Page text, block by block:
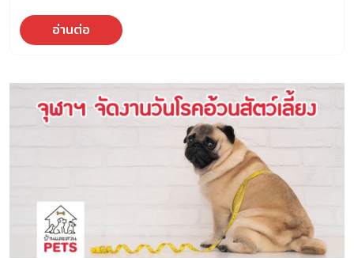
รอบคอบ […]
ภายใต้หน้าบึ้งนั้นคือ สุนัขที่รักเจ้าของสุดหัวใจ ขี้อ้อน และมี
อารมณ์ขันในแบบของตัวเอง 1. ประวัติความเป็นมาและข้อเท็จ
ต่อสู้กับวัว (Bull-baiting) ซึ่งเป็นกีฬาที่โหดร้าย แต่เมื่อกีฬานี้
ถูกยกเลิกในปี 1835 ผู้เพาะพันธุ์ได้พัฒนาบูลด็อกให้มีนิสัยอ่อน
โยน และกลายเป็นสุนัขเลี้ยงในบ้านที่เป็นมิตรและรักสงบ แม้ว่า
ภาพลักษณ์ของพวกขาจะดูแข็งแกร่งและดุดัน แต่ในความเป็น
จริง อิงลิชบูลด็อกเป็นสุนัขที่รักสงบ ไม่ก้าวร้าว และเข้ากับ
ครอบครัวได้ดี พวกเขาชอบอยู่ใกล้ชิดเจ้าของ และบางตัวก็มี
นิสัยขี้เกียจ ชอบนอนมากกว่าการวิ่งเล่นเสียอีก 2. คำจำกัด
ความของ “บูลด็อก” อิงลิชบูลด็อกมักเป็นสัญลักษณ์ของความ
แข็งแกร่ง ความกล้าหาญ และความภักดี เนื่องจากลักษณะ
อ่านต่อ